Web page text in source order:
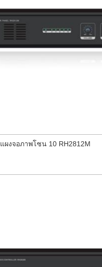
แผงจอภาพโซน 10 RH2812M